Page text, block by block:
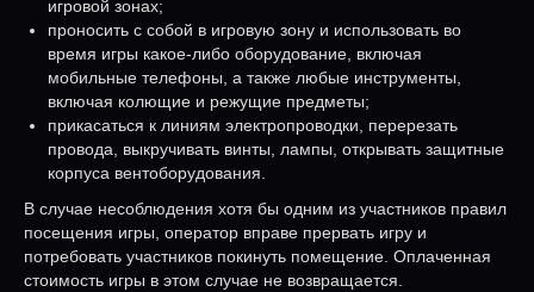
игровой зонах;
проносить с собой в игровую зону и использовать во
время игры какое-либо оборудование, включая
мобильные телефоны, а также любые инструменты,
включая колющие и режущие предметы;
прикасаться к линиям электропроводки, перерезать
провода, выкручивать винты, лампы, открывать защитные
корпуса вентоборудования.
В случае несоблюдения хотя бы одним из участников правил
посещения игры, оператор вправе прервать игру и
потребовать участников покинуть помещение. Оплаченная
стоимость игры в этом случае не возвращается.